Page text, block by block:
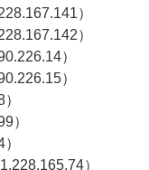
）
）
）
）
）
）